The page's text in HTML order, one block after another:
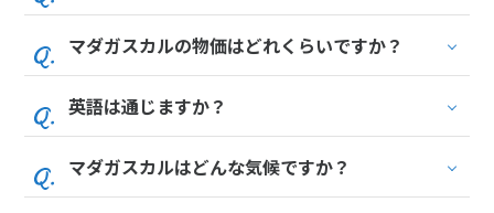
マダガスカルの物価はどれくらいですか？
英語は通じますか？
マダガスカルはどんな気候ですか？